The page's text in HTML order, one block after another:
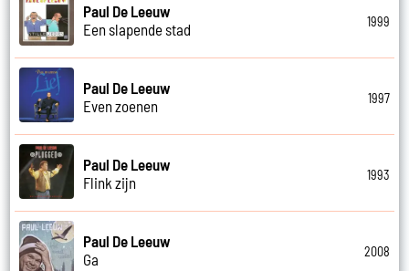
Paul De Leeuw
Een slapende stad
1999
Paul De Leeuw
Even zoenen
1997
Paul De Leeuw
Flink zijn
1993
Paul De Leeuw
Ga
2008